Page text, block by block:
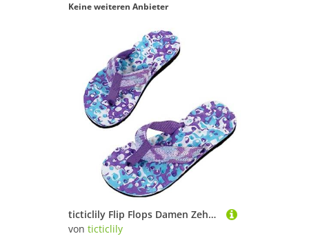
Keine weiteren Anbieter
ticticlily Flip Flops Damen Zehentrenner Sommer Schuhe Frau A Violett 39
von ticticlily